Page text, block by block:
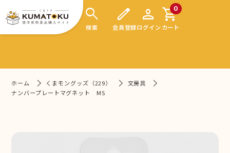
search
検索
edit
会員登録
person
ログイン
0
shopping_cart
カート
ホーム くまモングッズ（229）
文房具
ナンバープレートマグネット MS